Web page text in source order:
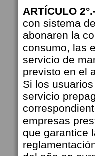
ARTÍCULO
con sistema
abonaren la
consumo, las
servicio de
previsto en el
Si los
servicio
empresas
que garantice